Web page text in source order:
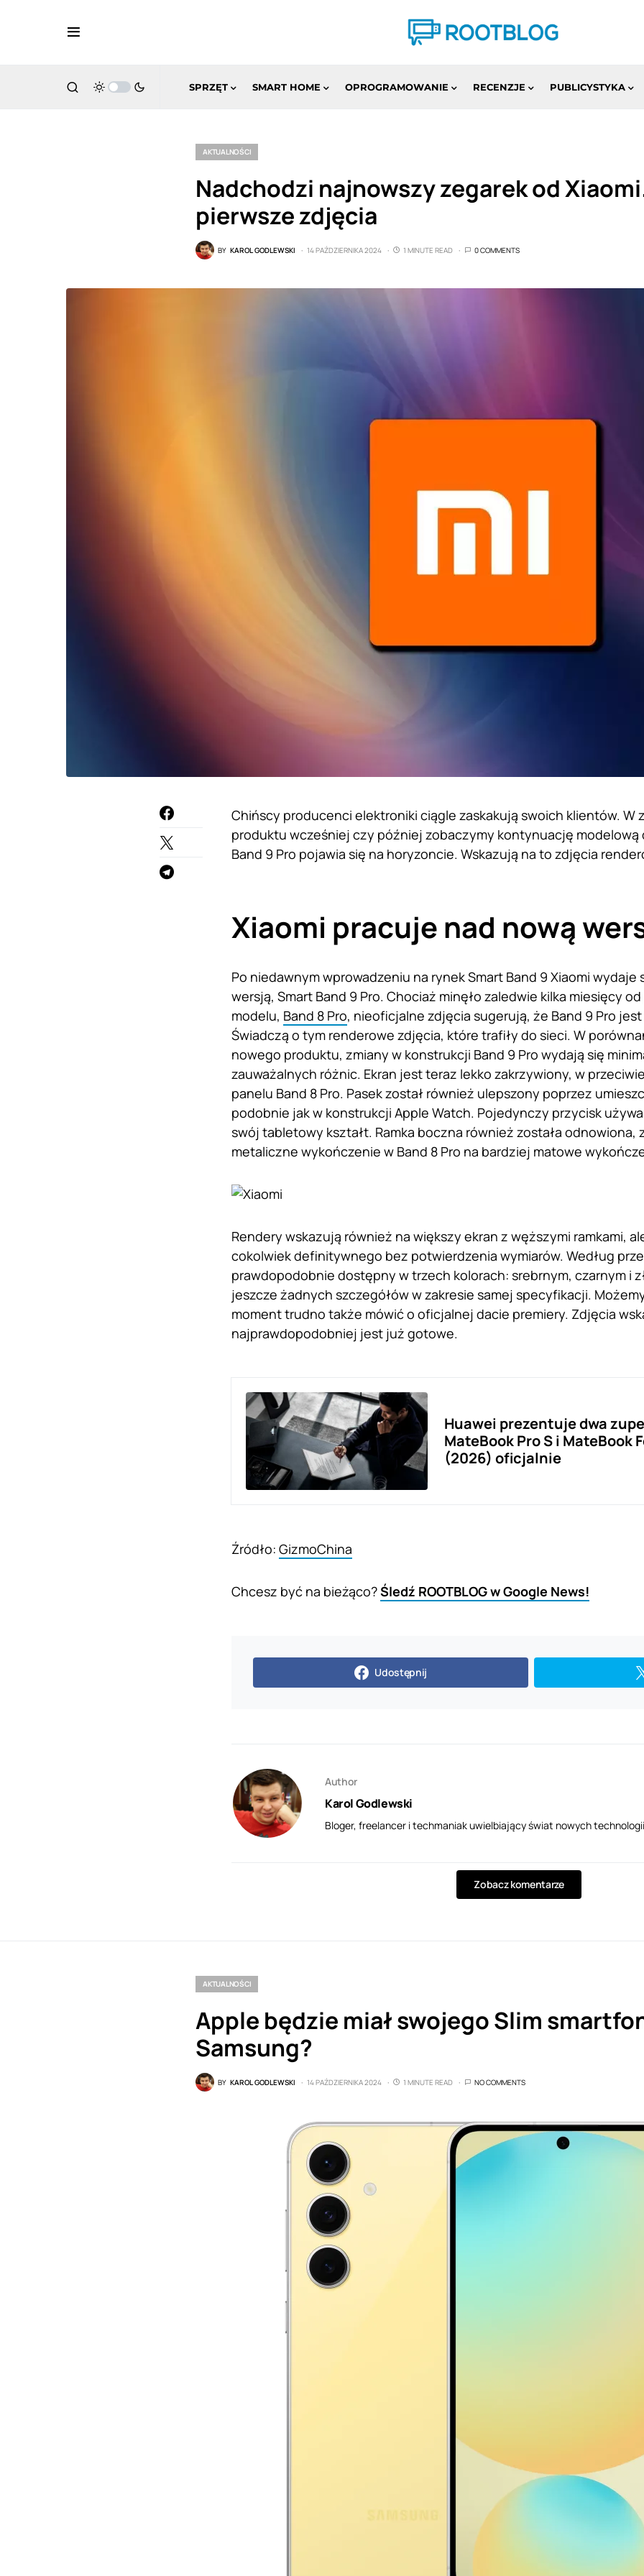
SPRZĘT SMART HOME OPROGRAMOWANIE RECENZJE PUBLICYSTYKA
AKTUALNOŚCI
Nadchodzi najnowszy zegarek od
pierwsze zdjęcia
BY KAROL GODLEWSKI 14 PAŹDZIERNIKA 2024 1 MINUTE READ 0 COMMENTS
Chińscy producenci elektroniki ciągle zaskakują swoich klientów. W
produktu wcześniej czy później zobaczymy kontynuację modelową
Band 9 Pro pojawia się na horyzoncie. Wskazują na to zdjęcia
Xiaomi pracuje nad nową
Po niedawnym wprowadzeniu na rynek Smart Band 9 Xiaomi
wersją, Smart Band 9 Pro. Chociaż minęło zaledwie kilka miesięcy
modelu, Band 8 Pro, nieoficjalne zdjęcia sugerują, że Band 9 Pro
Świadczą o tym renderowe zdjęcia, które trafiły do sieci. W
nowego produktu, zmiany w konstrukcji Band 9 Pro wydają się
zauważalnych różnic. Ekran jest teraz lekko zakrzywiony, w
panelu Band 8 Pro. Pasek został również ulepszony poprzez
podobnie jak w konstrukcji Apple Watch. Pojedynczy przycisk
swój tabletowy kształt. Ramka boczna również została odnowiona,
metaliczne wykończenie w Band 8 Pro na bardziej matowe
Rendery wskazują również na większy ekran z węższymi ramkami,
cokolwiek definitywnego bez potwierdzenia wymiarów. Według
prawdopodobnie dostępny w trzech kolorach: srebrnym, czarnym i
jeszcze żadnych szczegółów w zakresie samej specyfikacji.
moment trudno także mówić o oficjalnej dacie premiery. Zdjęcia
najprawdopodobniej jest już gotowe.
Huawei prezentuje dwa
MateBook Pro S i MateBook
(2026) oficjalnie
Źródło: GizmoChina
Chcesz być na bieżąco?Śledź ROOTBLOG w Google News!
Udostępnij
Author
Karol Godlewski
Bloger, freelancer i techmaniak uwielbiający świat nowych
Zobacz komentarze
AKTUALNOŚCI
Apple będzie miał swojego Slim
Samsung?
BY KAROL GODLEWSKI 14 PAŹDZIERNIKA 2024 1 MINUTE READ NO COMMENTS